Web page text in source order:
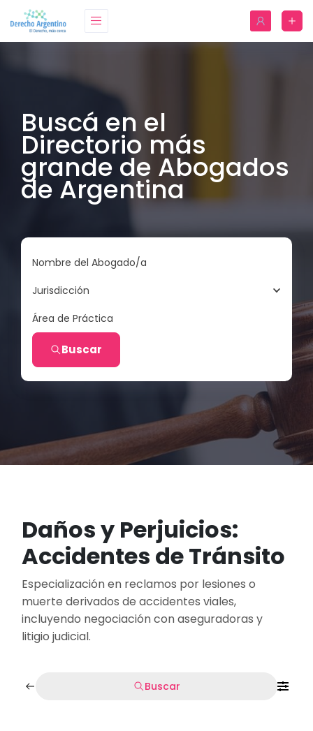
Buscá en el
Directorio más
grande de Abogados
de Argentina
Nombre del Abogado/a
Jurisdicción
Área de Práctica
Buscar
Daños y Perjuicios:
Accidentes de Tránsito
Especialización en reclamos por lesiones o
muerte derivados de accidentes viales,
incluyendo negociación con aseguradoras y
litigio judicial.
Buscar